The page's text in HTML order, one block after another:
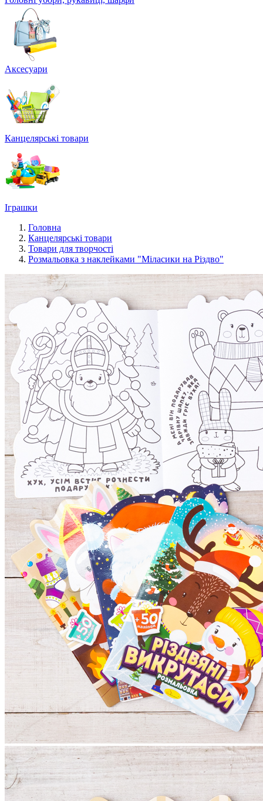
Аксесуари
Канцелярські товари
Іграшки
Головна
Канцелярські товари
Товари для творчості
Розмальовка з наклейками "Міласики на Різдво"